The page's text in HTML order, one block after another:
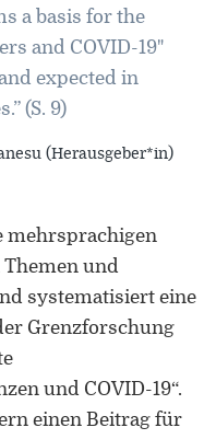
a basis for the
and COVID-19"
expected in
(S. 9)
(Herausgeber*in)
mehrsprachigen
Themen und
systematisiert eine
Grenzforschung
und COVID-19“.
einen Beitrag für